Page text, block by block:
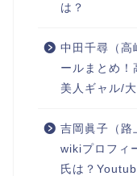
は？
中田千尋（高
ールまとめ！
美人ギャル/
吉岡眞子（路
wikiプロフィ
氏は？